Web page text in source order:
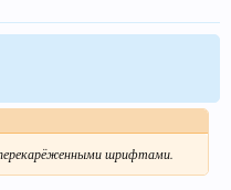
шрифтами.